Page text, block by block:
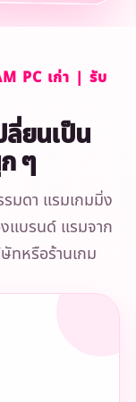
PC เก่า | รับ
ลี่ยนเป็น
ๆ
มดา แรมเกมมิ่ง
แบรนด์ แรมจาก
ทหรือร้านเกม